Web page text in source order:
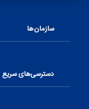
سازمان‌ها
دسترسی‌های سریع